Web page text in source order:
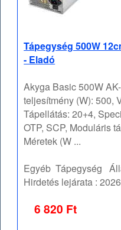
Tápegység 500W
- Eladó
Akyga Basic 500W
teljesítmény (W): 500,
Tápellátás: 20+4,
OTP, SCP, Moduláris
Méretek (W ...
Egyéb Tápegység
Hirdetés lejárata :
6 820 Ft